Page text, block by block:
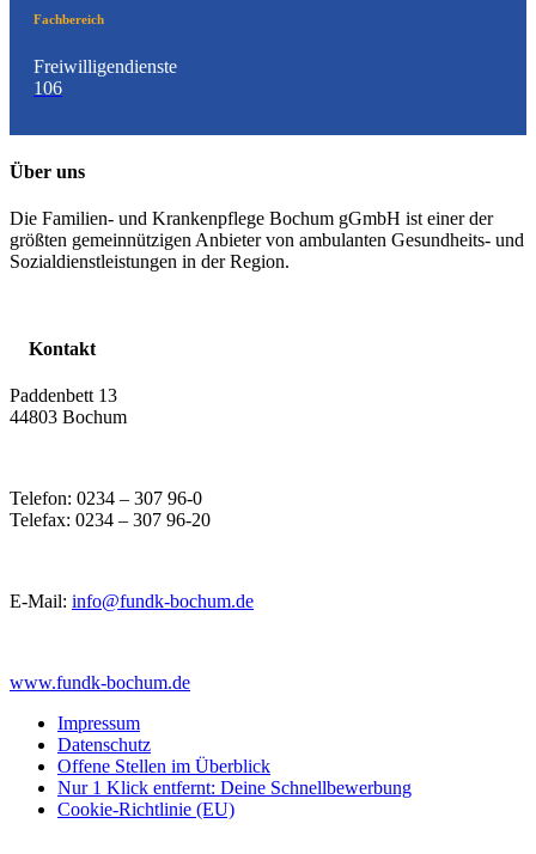
Fachbereich
Freiwilligendienste
106
Über uns
Die Familien- und Krankenpflege Bochum gGmbH ist einer der
größten gemeinnützigen Anbieter von ambulanten Gesundheits- und
Sozialdienstleistungen in der Region.
Kontakt
Paddenbett 13
44803 Bochum
Telefon: 0234 – 307 96-0
Telefax: 0234 – 307 96-20
E-Mail: info@fundk-bochum.de
www.fundk-bochum.de
Impressum
Datenschutz
Offene Stellen im Überblick
Nur 1 Klick entfernt: Deine Schnellbewerbung
Cookie-Richtlinie (EU)